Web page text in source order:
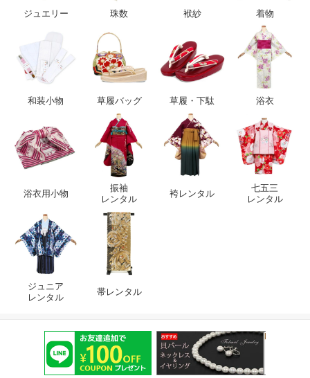
ジュエリー 珠数 袱紗 着物
和装小物 草履バッグ 草履・下駄 浴衣
浴衣用小物
振袖
レンタル
袴レンタル
七五三
レンタル
ジュニア
レンタル
帯レンタル